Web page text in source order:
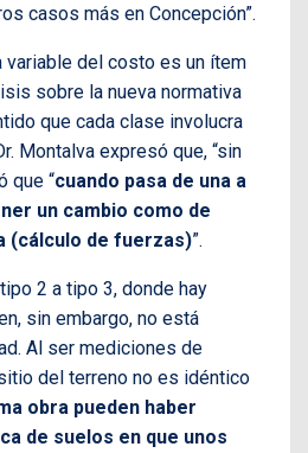
casos más en Concepción”.
variable del costo es un ítem
sobre la nueva normativa
que cada clase involucra
Montalva expresó que, “sin
que “cuando pasa de una a
un cambio como de
(cálculo de fuerzas)”.
2 a tipo 3, donde hay
sin embargo, no está
Al ser mediciones de
del terreno no es idéntico
obra pueden haber
de suelos en que unos